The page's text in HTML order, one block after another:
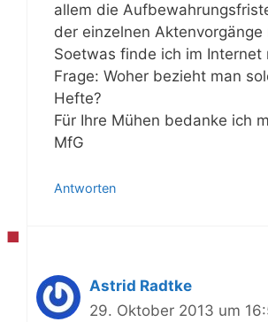
allem die
der einzelnen Aktenvorgänge
Soetwas finde ich im Internet
Frage: Woher bezieht man
Hefte?
Für Ihre Mühen bedanke ich
MfG
Antworten
Astrid Radtke
29. Oktober 2013 um